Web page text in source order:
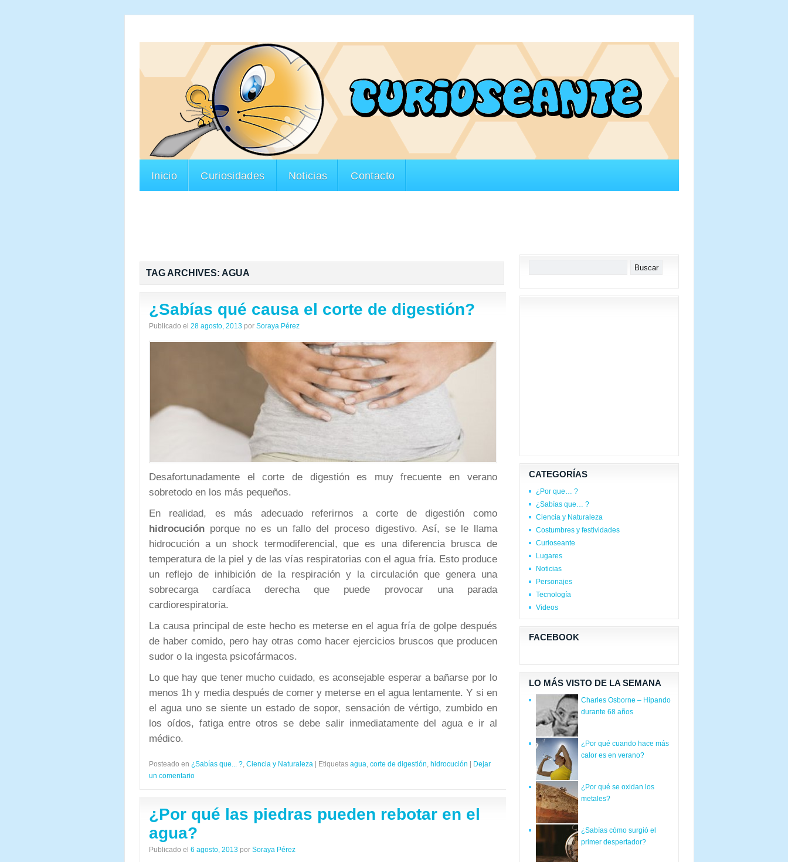
Inicio Curiosidades Noticias Contacto
TAG ARCHIVES: AGUA
¿Sabías qué causa el corte de digestión?
Publicado el 28 agosto, 2013 por Soraya Pérez
Desafortunadamente el corte de digestión es muy frecuente en verano
sobretodo en los más pequeños.
En realidad, es más adecuado referirnos a corte de digestión como
hidrocución porque no es un fallo del proceso digestivo. Así, se le llama
hidrocución a un shock termodiferencial, que es una diferencia brusca de
temperatura de la piel y de las vías respiratorias con el agua fría. Esto produce
un reflejo de inhibición de la respiración y la circulación que genera una
sobrecarga cardíaca derecha que puede provocar una parada
cardiorespiratoria.
La causa principal de este hecho es meterse en el agua fría de golpe después
de haber comido, pero hay otras como hacer ejercicios bruscos que producen
sudor o la ingesta psicofármacos.
Lo que hay que tener mucho cuidado, es aconsejable esperar a bañarse por lo
menos 1h y media después de comer y meterse en el agua lentamente. Y si en
el agua uno se siente un estado de sopor, sensación de vértigo, zumbido en
los oídos, fatiga entre otros se debe salir inmediatamente del agua e ir al
médico.
Posteado en ¿Sabías que... ?, Ciencia y Naturaleza Etiquetas agua, corte de digestión, hidrocución
Dejar
un comentario
¿Por qué las piedras pueden rebotar en el
agua?
Publicado el 6 agosto, 2013 por Soraya Pérez
CATEGORÍAS
¿Por que… ?
¿Sabías que… ?
Ciencia y Naturaleza
Costumbres y festividades
Curioseante
Lugares
Noticias
Personajes
Tecnología
Videos
FACEBOOK
LO MÁS VISTO DE LA SEMANA
Charles Osborne – Hipando
durante 68 años
¿Por qué cuando hace más
calor es en verano?
¿Por qué se oxidan los
metales?
¿Sabías cómo surgió el
primer despertador?